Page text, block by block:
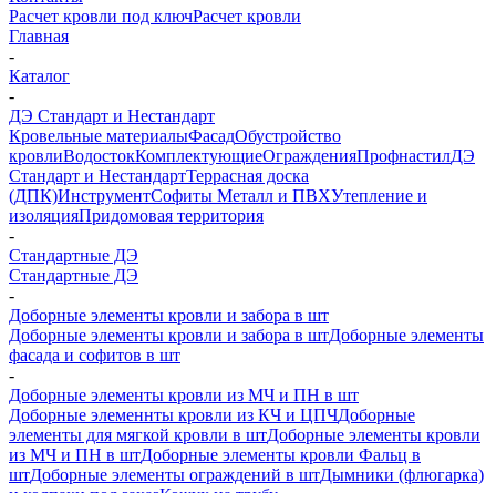
Расчет кровли под ключРасчет кровли
Главная
-
Каталог
-
ДЭ Стандарт и Нестандарт
Кровельные материалыФасадОбустройство
кровлиВодостокКомплектующиеОгражденияПрофнастилДЭ
Стандарт и НестандартТеррасная доска
(ДПК)ИнструментСофиты Металл и ПВХУтепление и
изоляцияПридомовая территория
-
Стандартные ДЭ
Стандартные ДЭ
-
Доборные элементы кровли и забора в шт
Доборные элементы кровли и забора в штДоборные элементы
фасада и софитов в шт
-
Доборные элементы кровли из МЧ и ПН в шт
Доборные элеменнты кровли из КЧ и ЦПЧДоборные
элементы для мягкой кровли в штДоборные элементы кровли
из МЧ и ПН в штДоборные элементы кровли Фальц в
штДоборные элементы ограждений в штДымники (флюгарка)